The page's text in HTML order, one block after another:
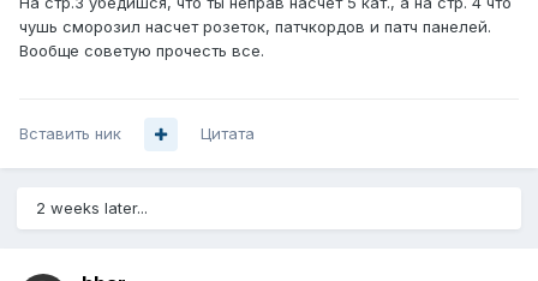
чушь сморозил насчет розеток, патчкордов и патч панелей.
Вообще советую прочесть все.
Вставить ник Цитата
2 weeks later...